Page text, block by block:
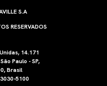
S.A
RESERVADOS
14.171
Paulo - SP,
Brasil
5100